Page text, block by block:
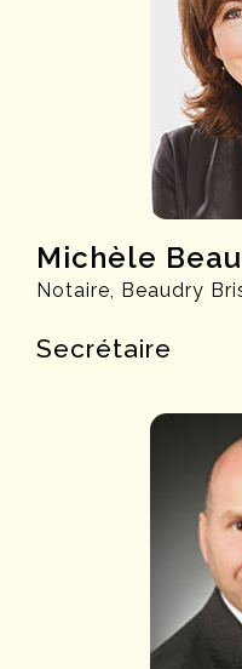
Michèle
Notaire, Beaudry
Secrétaire